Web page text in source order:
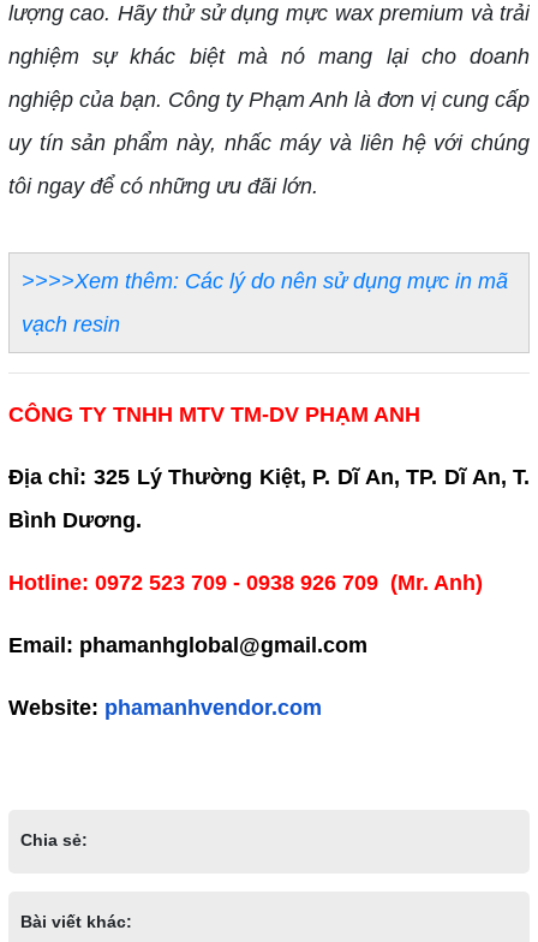
lượng cao. Hãy thử sử dụng mực wax premium và trải
nghiệm sự khác biệt mà nó mang lại cho doanh
nghiệp của bạn. Công ty Phạm Anh là đơn vị cung cấp
uy tín sản phẩm này, nhấc máy và liên hệ với chúng
tôi ngay để có những ưu đãi lớn.
>>>>Xem thêm: Các lý do nên sử dụng mực in mã
vạch resin
CÔNG TY TNHH MTV TM-DV PHẠM ANH
Địa chỉ: 325 Lý Thường Kiệt, P. Dĩ An, TP. Dĩ An, T.
Bình Dương.
Hotline: 0972 523 709 - 0938 926 709 (Mr. Anh)
Email: phamanhglobal@gmail.com
Website: phamanhvendor.com
Chia sẻ:
Bài viết khác: